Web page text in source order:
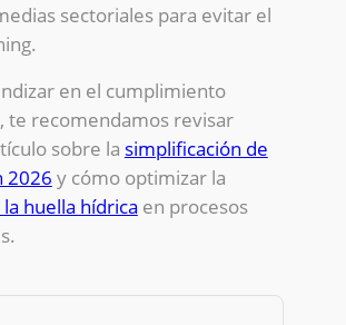
sectoriales para evitar el
en el cumplimiento
te recomendamos revisar
sobre la simplificación de
2026 y cómo optimizar la
huella hídrica en procesos